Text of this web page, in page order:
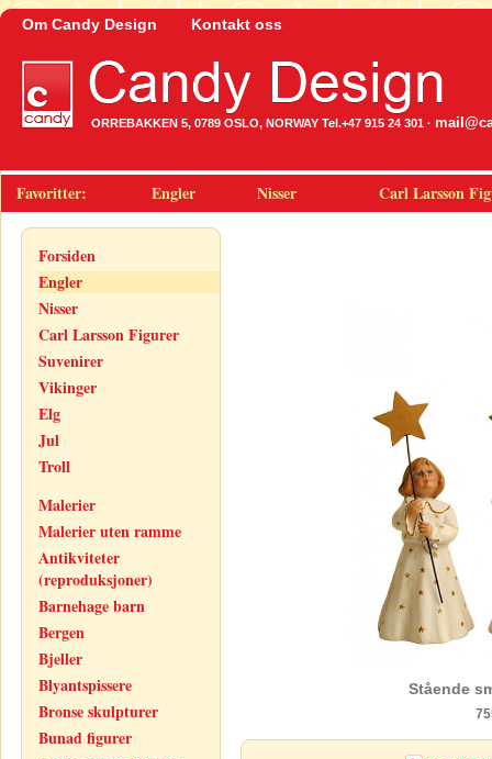
Om Candy Design Kontakt oss
ORREBAKKEN 5, 0789 OSLO, NORWAY Tel.+47 915 24 301 ·
Favoritter: Engler Nisser Carl Larsson
Forsiden
Engler
Nisser
Carl Larsson Figurer
Suvenirer
Vikinger
Elg
Jul
Troll
Malerier
Malerier uten ramme
Antikviteter
(reproduksjoner)
Barnehage barn
Bergen
Bjeller
Blyantspissere
Bronse skulpturer
Bunad figurer
Stående